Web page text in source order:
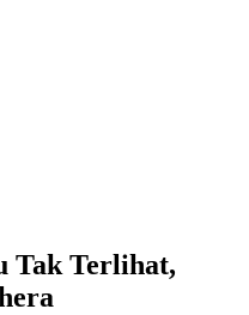
Tak Terlihat,